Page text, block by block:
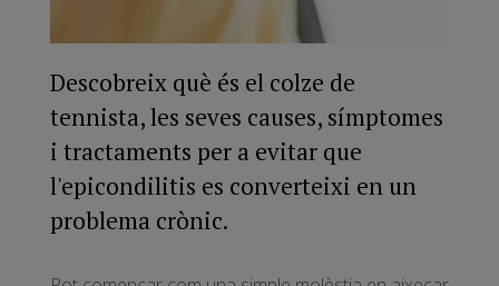
Descobreix què és el colze de
tennista, les seves causes, símptomes
i tractaments per a evitar que
l'epicondilitis es converteixi en un
problema crònic.